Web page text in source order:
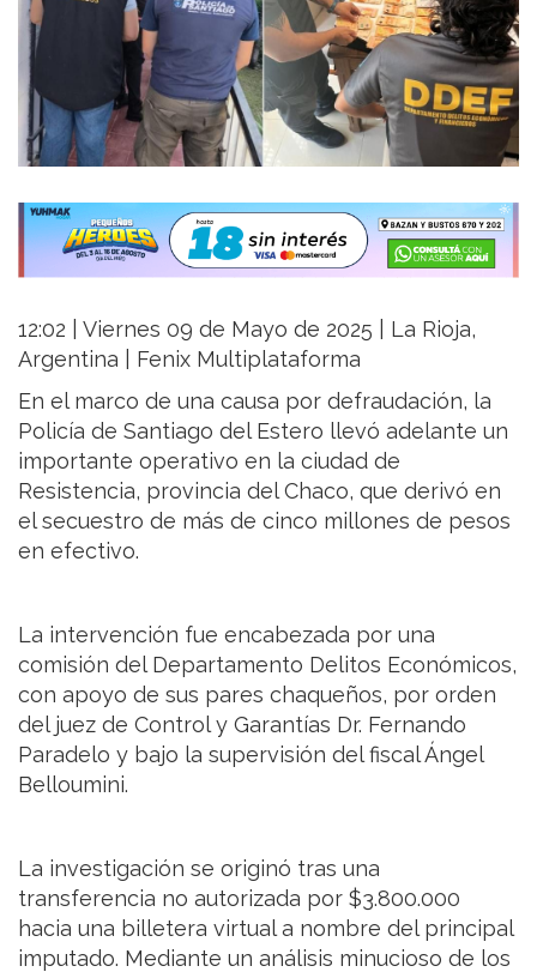
12:02 | Viernes 09 de Mayo de 2025 | La Rioja,
Argentina | Fenix Multiplataforma
En el marco de una causa por defraudación, la
Policía de Santiago del Estero llevó adelante un
importante operativo en la ciudad de
Resistencia, provincia del Chaco, que derivó en
el secuestro de más de cinco millones de pesos
en efectivo.
La intervención fue encabezada por una
comisión del Departamento Delitos Económicos,
con apoyo de sus pares chaqueños, por orden
del juez de Control y Garantías Dr. Fernando
Paradelo y bajo la supervisión del fiscal Ángel
Belloumini.
La investigación se originó tras una
transferencia no autorizada por $3.800.000
hacia una billetera virtual a nombre del principal
imputado. Mediante un análisis minucioso de los